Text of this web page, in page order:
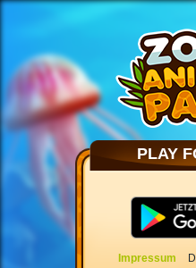
PLAY
Impressum